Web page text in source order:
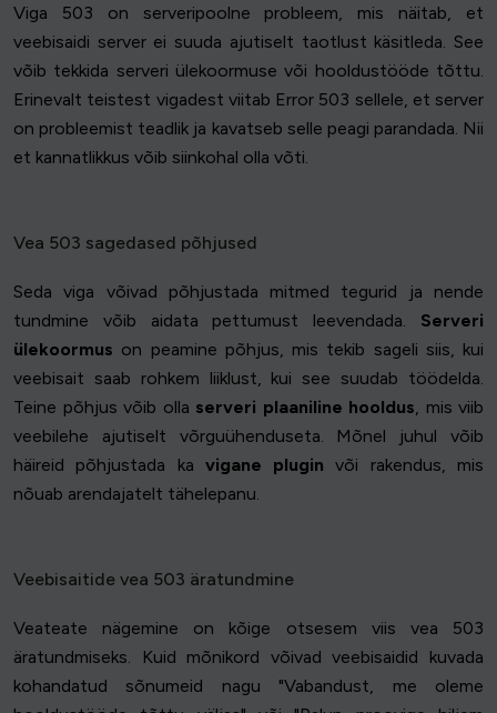
Viga 503 on serveripoolne probleem, mis näitab, et
veebisaidi server ei suuda ajutiselt taotlust käsitleda. See
võib tekkida serveri ülekoormuse või hooldustööde tõttu.
Erinevalt teistest vigadest viitab Error 503 sellele, et server
on probleemist teadlik ja kavatseb selle peagi parandada. Nii
et kannatlikkus võib siinkohal olla võti.
Vea 503 sagedased põhjused
Seda viga võivad põhjustada mitmed tegurid ja nende
tundmine võib aidata pettumust leevendada. Serveri
ülekoormus on peamine põhjus, mis tekib sageli siis, kui
veebisait saab rohkem liiklust, kui see suudab töödelda.
Teine põhjus võib olla serveri plaaniline hooldus, mis viib
veebilehe ajutiselt võrguühenduseta. Mõnel juhul võib
häireid põhjustada ka vigane plugin või rakendus, mis
nõuab arendajatelt tähelepanu.
Veebisaitide vea 503 äratundmine
Veateate nägemine on kõige otsesem viis vea 503
äratundmiseks. Kuid mõnikord võivad veebisaidid kuvada
kohandatud sõnumeid nagu "Vabandust, me oleme